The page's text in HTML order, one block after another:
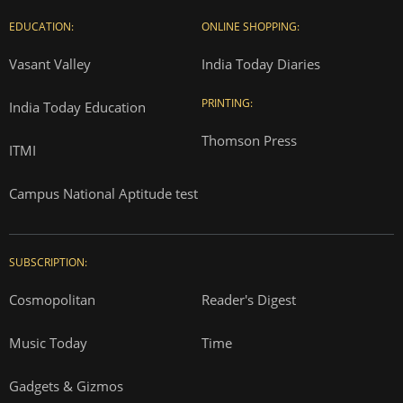
EDUCATION:
Vasant Valley
India Today Education
ITMI
Campus National Aptitude test
ONLINE SHOPPING:
India Today Diaries
PRINTING:
Thomson Press
SUBSCRIPTION:
Cosmopolitan Reader's Digest
Music Today Time
Gadgets & Gizmos